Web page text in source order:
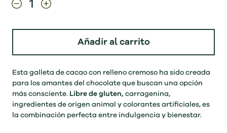
Añadir al carrito
Esta galleta de cacao con relleno cremoso ha sido creada
para los amantes del chocolate que buscan una opción
más consciente. Libre de gluten, carragenina,
ingredientes de origen animal y colorantes artificiales, es
la combinación perfecta entre indulgencia y bienestar.